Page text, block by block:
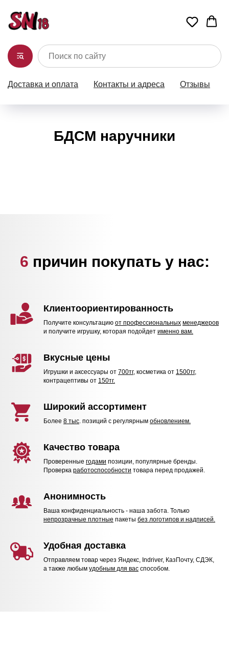
Доставка и оплата Контакты и адреса Отзывы
БДСМ наручники
6 причин покупать у нас:
Клиентоориентированность
Получите консультацию от профессиональных менеджеров
и получите игрушку, которая подойдет именно вам.
Вкусные цены
Игрушки и аксессуары от 700тг, косметика от 1500тг,
контрацептивы от 150тг.
Широкий ассортимент
Более 8 тыс. позиций с регулярным обновлением.
Качество товара
Проверенные годами позиции, популярные бренды.
Проверка работоспособности товара перед продажей.
Анонимность
Ваша конфиденциальность - наша забота. Только
непрозрачные плотные пакеты без логотипов и надписей.
Удобная доставка
Отправляем товар через Яндекс, Indriver, КазПочту, СДЭК,
а также любым удобным для вас способом.